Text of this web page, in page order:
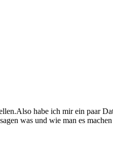
habe ich mir ein paar
was und wie man es machen